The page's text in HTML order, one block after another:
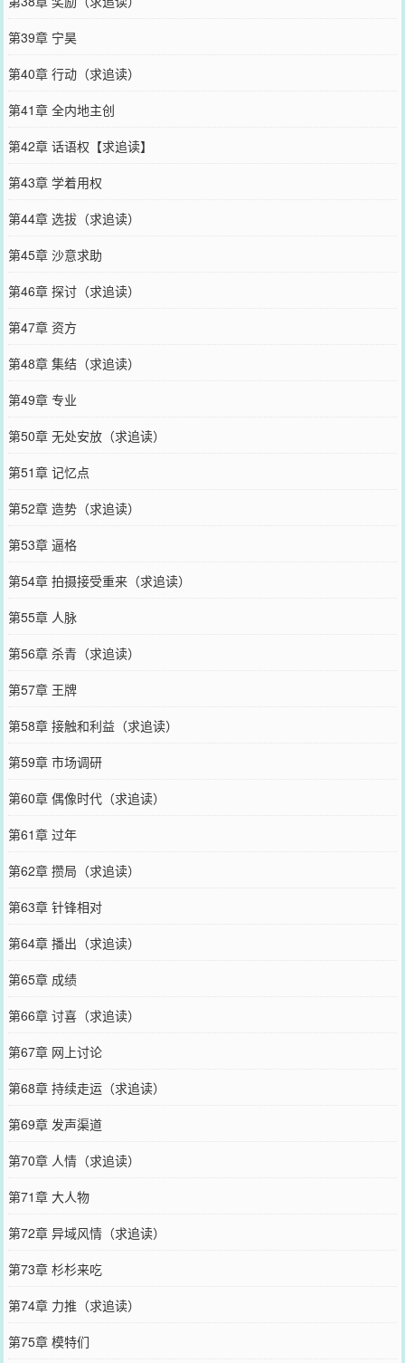
第39章 宁昊
第40章 行动（求追读）
第41章 全内地主创
第42章 话语权【求追读】
第43章 学着用权
第44章 选拔（求追读）
第45章 沙意求助
第46章 探讨（求追读）
第47章 资方
第48章 集结（求追读）
第49章 专业
第50章 无处安放（求追读）
第51章 记忆点
第52章 造势（求追读）
第53章 逼格
第54章 拍摄接受重来（求追读）
第55章 人脉
第56章 杀青（求追读）
第57章 王牌
第58章 接触和利益（求追读）
第59章 市场调研
第60章 偶像时代（求追读）
第61章 过年
第62章 攒局（求追读）
第63章 针锋相对
第64章 播出（求追读）
第65章 成绩
第66章 讨喜（求追读）
第67章 网上讨论
第68章 持续走运（求追读）
第69章 发声渠道
第70章 人情（求追读）
第71章 大人物
第72章 异域风情（求追读）
第73章 杉杉来吃
第74章 力推（求追读）
第75章 模特们